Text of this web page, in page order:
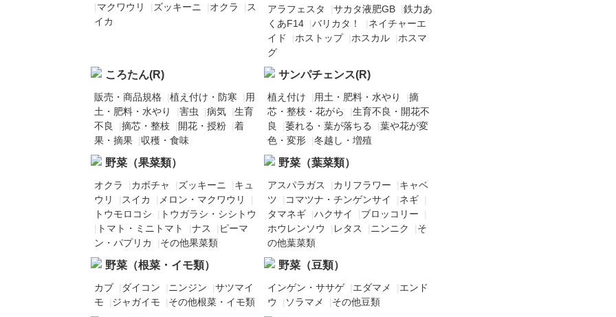
|マクワウリ | ズッキーニ |オクラ | ス
イカ
アラフェスタ |サカタ液肥GB |鉄力あ
くあF14 |バリカタ！ |ネイチャーエ
イド
|ホストップ |ホスカル |ホスマ
グ
ころたん(R)
販売・商品規格 |植え付け・防寒 | 用
土・肥料・水やり
|害虫 |病気 |生育
不良
|摘芯・整枝 |開花・授粉 |着
果・摘果 |収穫・食味
サンパチェンス(R)
植え付け | 用土・肥料・水やり |摘
芯・整枝・花がら
|生育不良・開花不
良
|萎れる・葉が落ちる |葉や花が変
色・変形 |冬越し・増殖
野菜（果菜類）
オクラ |カボチャ | ズッキーニ |キュ
ウリ
| スイカ | メロン・マクワウリ
|
トウモロコシ
| トウガラシ・シシトウ
| トマト・ミニトマト |ナス | ピーマ
ン・パプリカ
|その他果菜類
野菜（葉菜類）
アスパラガス |カリフラワー |キャベ
ツ
| コマツナ・チンゲンサイ |ネギ |
タマネギ |ハクサイ |ブロッコリー
|
ホウレンソウ
| レタス |ニンニク |そ
の他葉菜類
野菜（根菜・イモ類）
カブ | ダイコン |ニンジン |サツマイ
モ
|ジャガイモ |その他根菜・イモ類
野菜（豆類）
インゲン・ササゲ |エダマメ |エンド
ウ
| ソラマメ |その他豆類